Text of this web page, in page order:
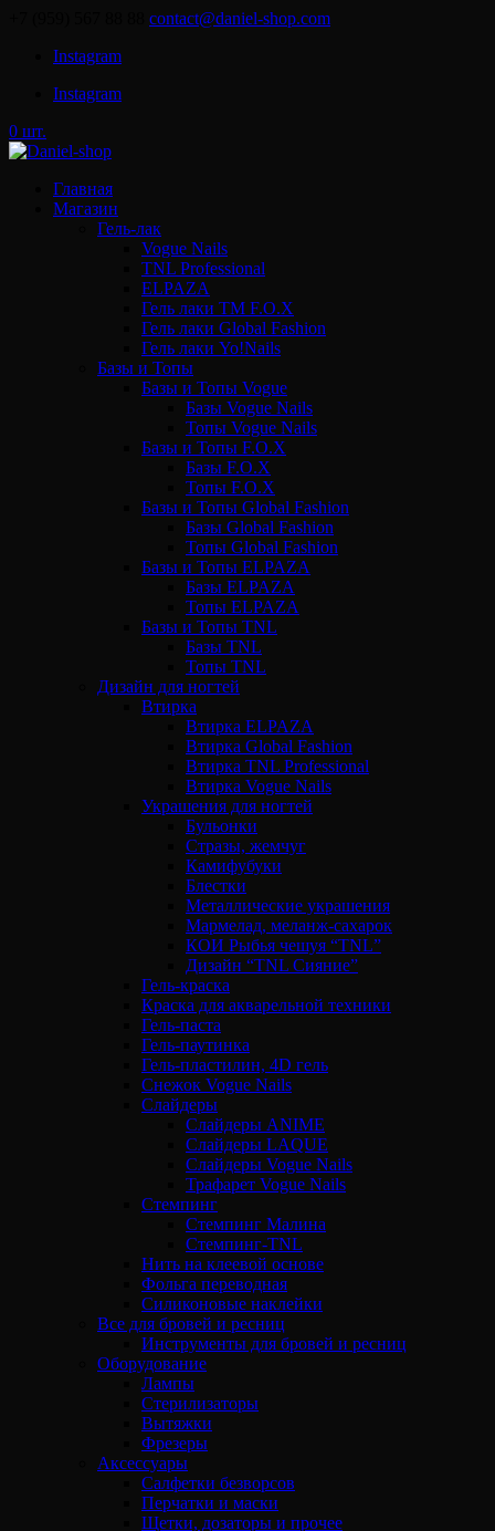
contact@daniel-shop.com
Instagram
Instagram
0 шт.
Главная
Магазин
Гель-лак
Vogue Nails
TNL Professional
ELPAZA
Гель лаки ТМ F.O.X
Гель лаки Global Fashion
Гель лаки Yo!Nails
Базы и Топы
Базы и Топы Vogue
Базы Vogue Nails
Топы Vogue Nails
Базы и Топы F.O.X
Базы F.O.X
Топы F.O.X
Базы и Топы Global Fashion
Базы Global Fashion
Топы Global Fashion
Базы и Топы ELPAZA
Базы ELPAZA
Топы ELPAZA
Базы и Топы TNL
Базы TNL
Топы TNL
Дизайн для ногтей
Втирка
Втирка ELPAZA
Втирка Global Fashion
Втирка TNL Professional
Втирка Vogue Nails
Украшения для ногтей
Бульонки
Стразы, жемчуг
Камифубуки
Блестки
Металлические украшения
Мармелад, меланж-сахарок
КОИ Рыбья чешуя “TNL”
Дизайн “TNL Сияние”
Гель-краска
Краска для акварельной техники
Гель-паста
Гель-паутинка
Гель-пластилин, 4D гель
Снежок Vogue Nails
Слайдеры
Слайдеры ANIME
Слайдеры LAQUE
Слайдеры Vogue Nails
Трафарет Vogue Nails
Стемпинг
Стемпинг Малина
Стемпинг-TNL
Нить на клеевой основе
Фольга переводная
Силиконовые наклейки
Все для бровей и ресниц
Инструменты для бровей и ресниц
Оборудование
Лампы
Стерилизаторы
Вытяжки
Фрезеры
Аксессуары
Салфетки безворсов
Перчатки и маски
Щетки, дозаторы и прочее